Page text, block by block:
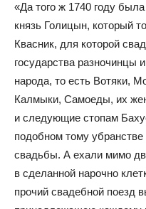
«Да того ж 1740 году
князь Голицын, который
Квасник, для которой
государства разночинцы
народа, то есть Вотяки,
Калмыки, Самоеды, их
и следующие стопам
подобном тому
свадьбы. А ехали мимо
в сделанной нарочно
прочий свадебной поезд